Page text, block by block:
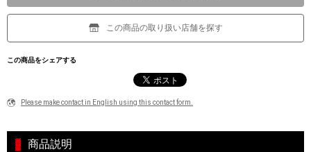
この商品の取り扱い店舗を探す
この商品をシェアする
Please make contact in English using this contact form.
商品説明